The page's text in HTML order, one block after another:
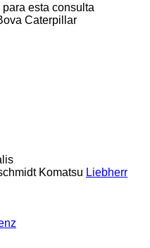
esta consulta
Caterpillar
Komatsu Liebherr